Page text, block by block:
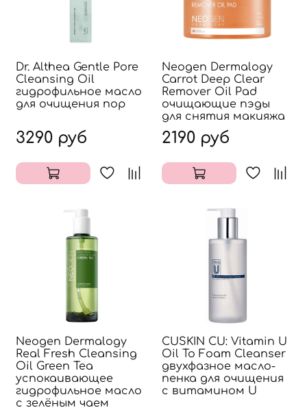
Dr. Althea Gentle Pore
Cleansing Oil
гидрофильное масло
для очищения пор
3290 руб
Neogen Dermalogy
Carrot Deep Clear
Remover Oil Pad
очищающие пэды
для снятия макияжа
2190 руб
Neogen Dermalogy
Real Fresh Cleansing
Oil Green Tea
успокаивающее
гидрофильное масло
с зелёным чаем
CUSKIN CU: Vitamin U
Oil To Foam Cleanser
двухфазное масло-
пенка для очищения
с витамином U